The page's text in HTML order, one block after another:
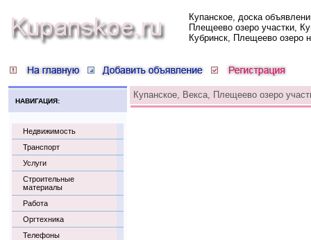
Купанское, доска
Плещеево озеро участки,
Кубринск, Плещеево озеро
НАВИГАЦИЯ:
Недвижимость
Транспорт
Услуги
Строительные
материалы
Работа
Оргтехника
Телефоны
Купанское, Векса, Плещеево озеро